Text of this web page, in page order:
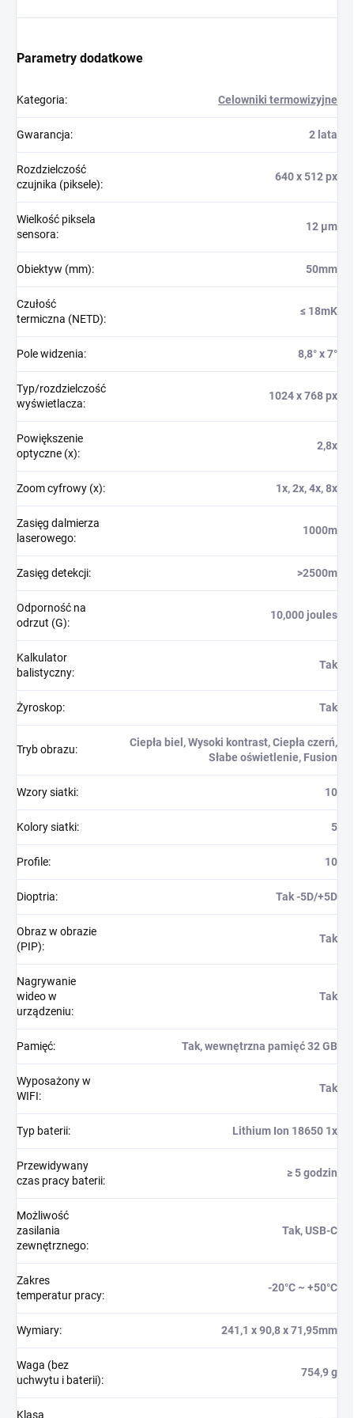
Parametry dodatkowe
Kategoria: Celowniki termowizyjne
Gwarancja: 2 lata
Rozdzielczość
czujnika (piksele):
640 x 512 px
Wielkość piksela
sensora:
12 µm
Obiektyw (mm): 50mm
Czułość
termiczna (NETD):
≤ 18mK
Pole widzenia: 8,8° x 7°
Typ/rozdzielczość
wyświetlacza:
1024 x 768 px
Powiększenie
optyczne (x):
2,8x
Zoom cyfrowy (x): 1x, 2x, 4x, 8x
Zasięg dalmierza
laserowego:
1000m
Zasięg detekcji: >2500m
Odporność na
odrzut (G):
10,000 joules
Kalkulator
balistyczny:
Tak
Żyroskop: Tak
Tryb obrazu:
Ciepła biel, Wysoki kontrast, Ciepła czerń,
Słabe oświetlenie, Fusion
Wzory siatki: 10
Kolory siatki: 5
Profile: 10
Dioptria: Tak -5D/+5D
Obraz w obrazie
(PIP):
Tak
Nagrywanie
wideo w
urządzeniu:
Tak
Pamięć: Tak, wewnętrzna pamięć 32 GB
Wyposażony w
WIFI:
Tak
Typ baterii: Lithium Ion 18650 1x
Przewidywany
czas pracy baterii:
≥ 5 godzin
Możliwość
zasilania
zewnętrznego:
Tak, USB-C
Zakres
temperatur pracy:
-20°C ~ +50°C
Wymiary: 241,1 x 90,8 x 71,95mm
Waga (bez
uchwytu i baterii):
754,9 g
Klasa